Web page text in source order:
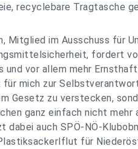
recyclebare Tragtasche
Mitglied im Ausschuss für
fordert
und vor allem mehr
für mich zur
Gesetz zu verstecken,
ganz einfach nicht mehr
dabei auch SPÖ-NÖ-
für